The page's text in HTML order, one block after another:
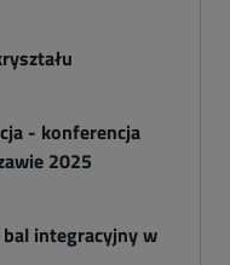
- konferencja
2025
integracyjny w